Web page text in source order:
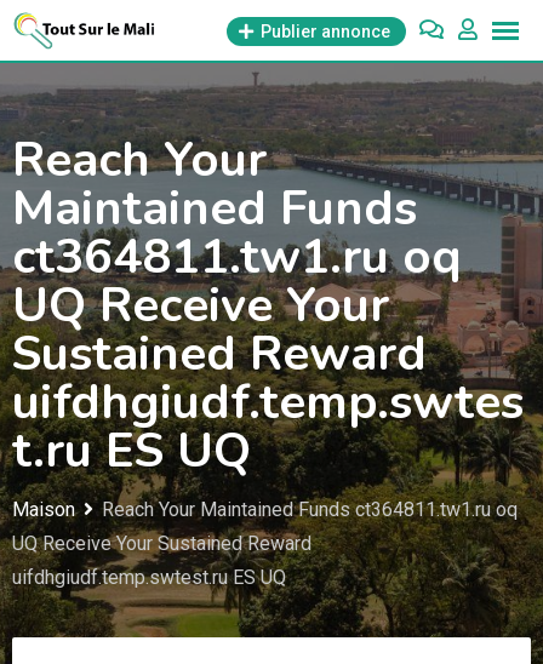
Aller
contenu
Publier annonce
Reach Your
Maintained Funds
ct364811.tw1.ru oq
UQ Receive Your
Sustained Reward
uifdhgiudf.temp.swtes
t.ru ES UQ
Maison
Reach Your Maintained Funds ct364811.tw1.ru oq
UQ Receive Your Sustained Reward
uifdhgiudf.temp.swtest.ru ES UQ